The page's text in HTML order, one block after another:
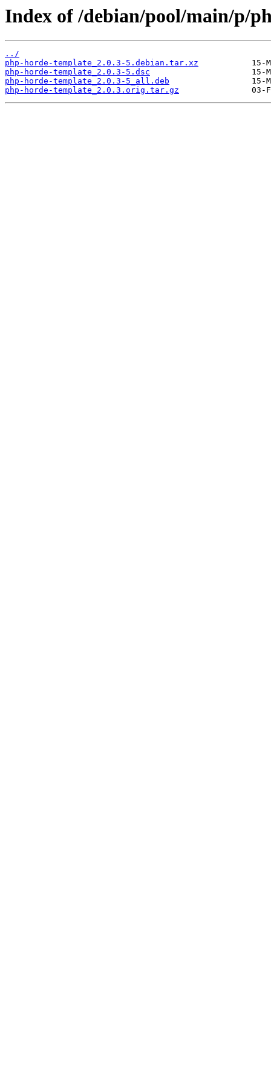
Index of /debian/pool/main/p/
../
php-horde-template_2.0.3-5.debian.tar.xz
php-horde-template_2.0.3-5.dsc
php-horde-template_2.0.3-5_all.deb
php-horde-template_2.0.3.orig.tar.gz